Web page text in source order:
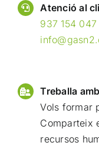
Atenció al
937 154 047
Treballa
Vols formar
Comparteix
recursos